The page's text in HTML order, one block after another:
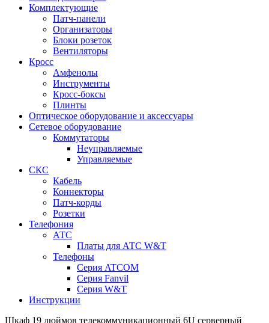
Комплектующие
Патч-панели
Организаторы
Блоки розеток
Вентиляторы
Кросс
Амфенолы
Инструменты
Кросс-боксы
Плинты
Оптическое оборудование и аксессуары
Сетевое оборудование
Коммутаторы
Неуправляемые
Управляемые
СКС
Кабель
Коннекторы
Патч-корды
Розетки
Телефония
АТС
Платы для АТС W&T
Телефоны
Серия ATCOM
Серия Fanvil
Серия W&T
Инструкции
Шкаф 19 дюймов телекоммуникационный 6U серверный